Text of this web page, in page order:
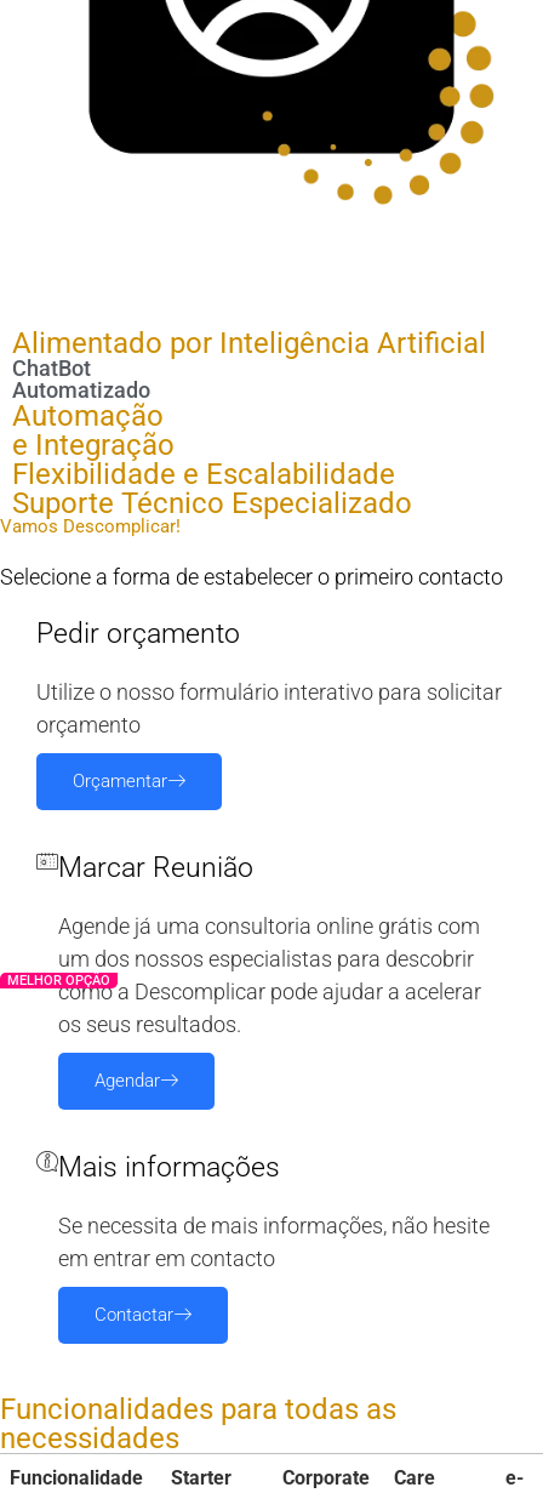
Alimentado por Inteligência Artificial
ChatBot
Automatizado
Automação
e Integração
Flexibilidade e Escalabilidade
Suporte Técnico Especializado
Vamos Descomplicar!
Selecione a forma de estabelecer o primeiro contacto
Pedir orçamento
Utilize o nosso formulário interativo para solicitar
orçamento
Orçamentar
Marcar Reunião
Agende já uma consultoria online grátis com
um dos nossos especialistas para descobrir
como a Descomplicar pode ajudar a acelerar
os seus resultados.
Agendar
MELHOR OPÇÃO
Mais informações
Se necessita de mais informações, não hesite
em entrar em contacto
Contactar
Funcionalidades para todas as
necessidades
Funcionalidade Starter Corporate Care
e-